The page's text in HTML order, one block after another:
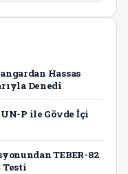
Hassas
Denedi
P ile Gövde İçi
TEBER-82
Testi